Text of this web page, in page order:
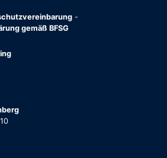
-
gemäß BFSG